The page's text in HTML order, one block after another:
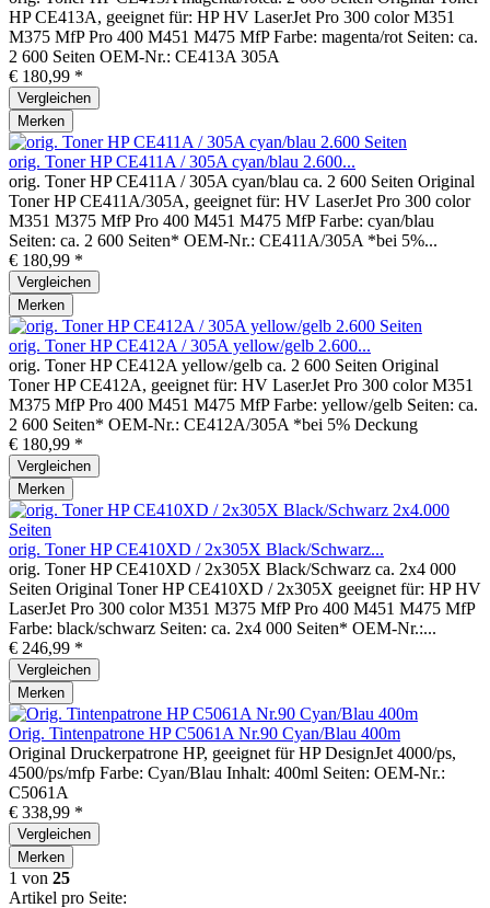
HP CE413A, geeignet für: HP HV LaserJet Pro 300 color M351
M375 MfP Pro 400 M451 M475 MfP Farbe: magenta/rot Seiten: ca.
2 600 Seiten OEM-Nr.: CE413A 305A
€ 180,99 *
Vergleichen
Merken
orig. Toner HP CE411A / 305A cyan/blau 2.600...
orig. Toner HP CE411A / 305A cyan/blau ca. 2 600 Seiten Original
Toner HP CE411A/305A, geeignet für: HV LaserJet Pro 300 color
M351 M375 MfP Pro 400 M451 M475 MfP Farbe: cyan/blau
Seiten: ca. 2 600 Seiten* OEM-Nr.: CE411A/305A *bei 5%...
€ 180,99 *
Vergleichen
Merken
orig. Toner HP CE412A / 305A yellow/gelb 2.600...
orig. Toner HP CE412A yellow/gelb ca. 2 600 Seiten Original
Toner HP CE412A, geeignet für: HV LaserJet Pro 300 color M351
M375 MfP Pro 400 M451 M475 MfP Farbe: yellow/gelb Seiten: ca.
2 600 Seiten* OEM-Nr.: CE412A/305A *bei 5% Deckung
€ 180,99 *
Vergleichen
Merken
orig. Toner HP CE410XD / 2x305X Black/Schwarz...
orig. Toner HP CE410XD / 2x305X Black/Schwarz ca. 2x4 000
Seiten Original Toner HP CE410XD / 2x305X geeignet für: HP HV
LaserJet Pro 300 color M351 M375 MfP Pro 400 M451 M475 MfP
Farbe: black/schwarz Seiten: ca. 2x4 000 Seiten* OEM-Nr.:...
€ 246,99 *
Vergleichen
Merken
Orig. Tintenpatrone HP C5061A Nr.90 Cyan/Blau 400m
Original Druckerpatrone HP, geeignet für HP DesignJet 4000/ps,
4500/ps/mfp Farbe: Cyan/Blau Inhalt: 400ml Seiten: OEM-Nr.:
C5061A
€ 338,99 *
Vergleichen
Merken
1 von 25
Artikel pro Seite: